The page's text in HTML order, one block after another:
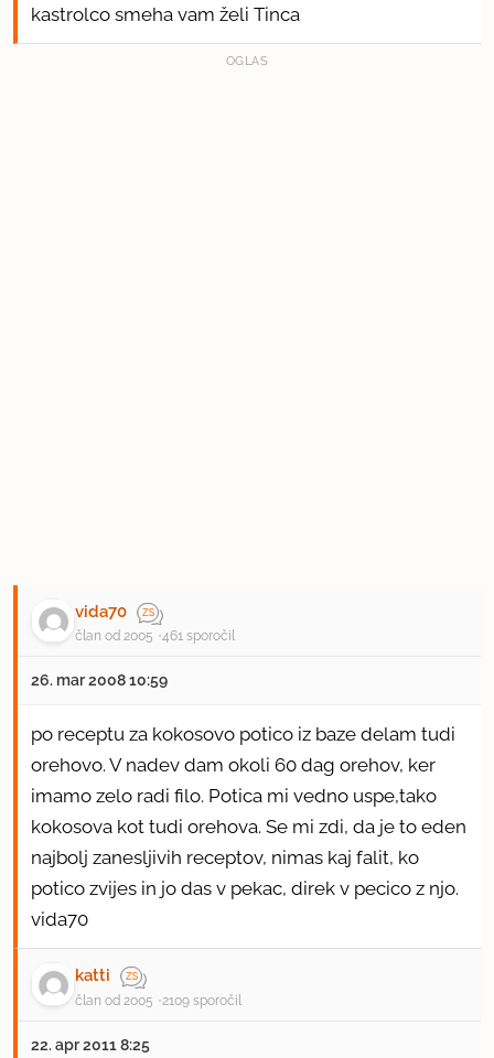
kastrolco smeha vam želi Tinca
OGLAS
vida70
član od 2005 461 sporočil
26. mar 2008 10:59
po receptu za kokosovo potico iz baze delam tudi
orehovo. V nadev dam okoli 60 dag orehov, ker
imamo zelo radi filo. Potica mi vedno uspe,tako
kokosova kot tudi orehova. Se mi zdi, da je to eden
najbolj zanesljivih receptov, nimas kaj falit, ko
potico zvijes in jo das v pekac, direk v pecico z njo.
vida70
katti
član od 2005 2109 sporočil
22. apr 2011 8:25